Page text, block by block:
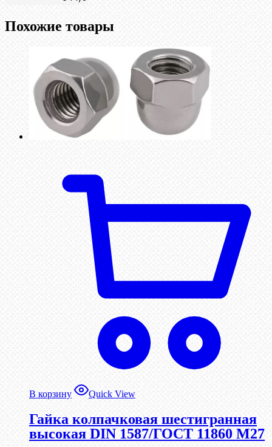
Похожие товары
В корзину Quick View
Гайка колпачковая шестигранная
высокая DIN 1587/ГОСТ 11860 М27